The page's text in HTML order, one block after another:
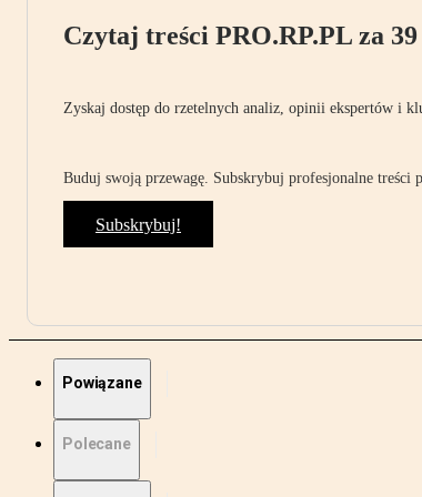
Czytaj treści PRO.RP.PL za 39
Zyskaj dostęp do rzetelnych analiz, opinii ekspertów i
Buduj swoją przewagę. Subskrybuj profesjonalne treści
Subskrybuj!
Powiązane
Polecane